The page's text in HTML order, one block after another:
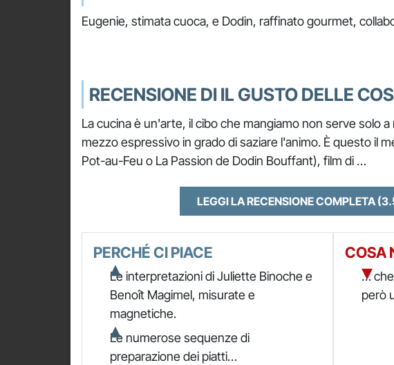
Eugenie, stimata cuoca, e Dodin, raffinato gourmet,
RECENSIONE DI IL GUSTO DELLE
La cucina è un'arte, il cibo che mangiamo non serve solo
mezzo espressivo in grado di saziare l'animo. È questo il
Pot-au-Feu o La Passion de Dodin Bouffant), film di …
LEGGI LA RECENSIONE COMPLETA
PERCHÉ CI PIACE
Le interpretazioni di Juliette Binoche e
Benoît Magimel, misurate e
magnetiche.
Le numerose sequenze di
preparazione dei piatti…
COSA
…
però